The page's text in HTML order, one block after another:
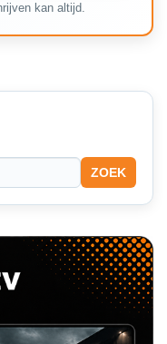
kan altijd.
ZOEK